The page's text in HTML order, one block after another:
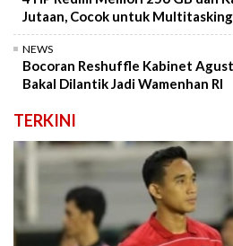
Jutaan, Cocok untuk Multitasking
NEWS
Bocoran Reshuffle Kabinet
Bakal Dilantik Jadi Wamenhan RI
TERKINI